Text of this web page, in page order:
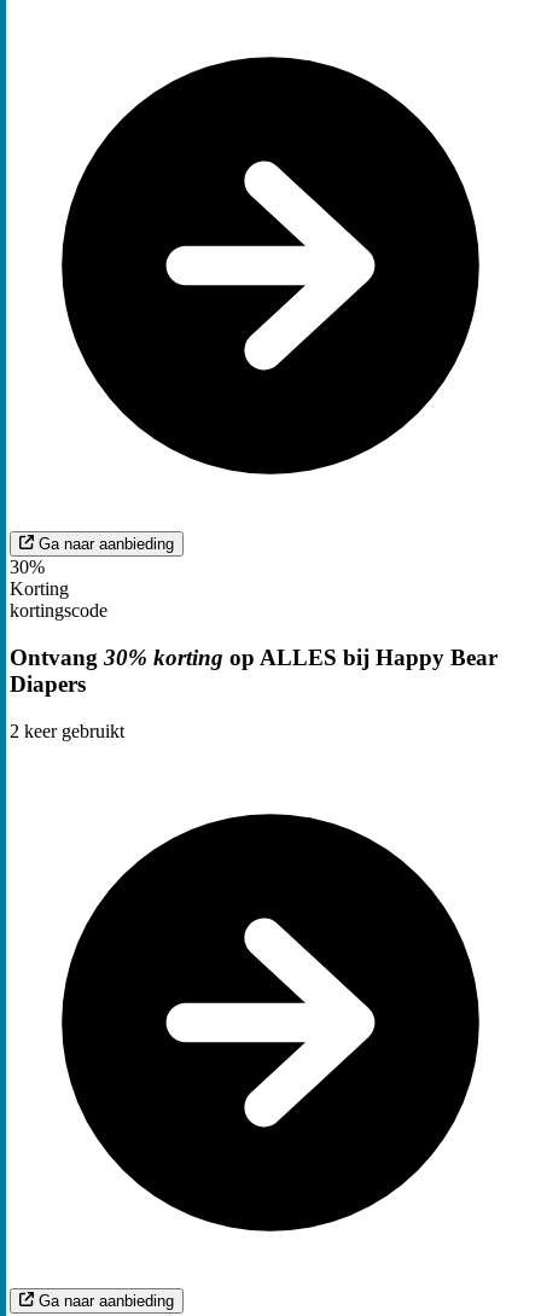
Ga naar aanbieding
30%
Korting
kortingscode
Ontvang 30% korting op ALLES bij Happy Bear
Diapers
2 keer gebruikt
Ga naar aanbieding